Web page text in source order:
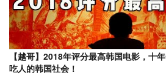
【越哥】2018年评分最高韩国电影，十
吃人的韩国社会！